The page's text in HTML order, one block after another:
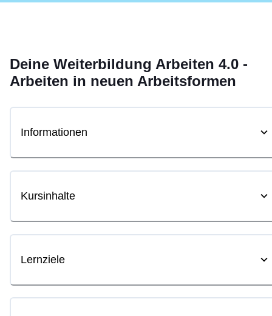
Deine Weiterbildung Arbeiten 4.0 -
Arbeiten in neuen Arbeitsformen
Informationen
Kursinhalte
Lernziele